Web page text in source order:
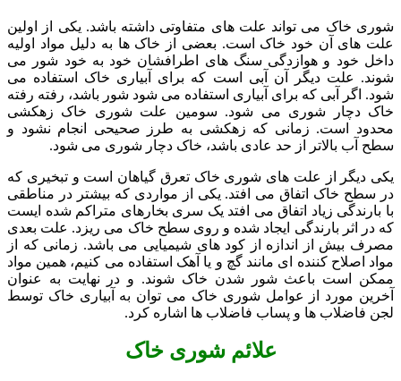
شوری خاک می تواند علت های متفاوتی داشته باشد. یکی از اولین
علت های آن خود خاک است. بعضی از خاک ها به دلیل مواد اولیه
داخل خود و هوازدگی سنگ های اطرافشان خود به خود شور می
شوند. علت دیگر آن آبی است که برای آبیاری خاک استفاده می
شود. اگر آبی که برای آبیاری استفاده می شود شور باشد، رفته رفته
خاک دچار شوری می شود. سومین علت شوری خاک زهکشی
محدود است. زمانی که زهکشی به طرز صحیحی انجام نشود و
سطح آب بالاتر از حد عادی باشد، خاک دچار شوری می شود.
یکی دیگر از علت های شوری خاک تعرق گیاهان است و تبخیری که
در سطح خاک اتفاق می افتد. یکی از مواردی که بیشتر در مناطقی
با بارندگی زیاد اتفاق می افتد یک سری بخارهای متراکم شده ایست
که در اثر بارندگی ایجاد شده و روی سطح خاک می ریزد. علت بعدی
مصرف بیش از اندازه از کود های شیمیایی می باشد. زمانی که از
مواد اصلاح کننده ای مانند گچ و یا آهک استفاده می کنیم، همین مواد
ممکن است باعث شور شدن خاک شوند. و در نهایت به عنوان
آخرین مورد از عوامل شوری خاک می توان به آبیاری خاک توسط
لجن فاضلاب ها و پساب فاضلاب ها اشاره کرد.
علائم شوری خاک